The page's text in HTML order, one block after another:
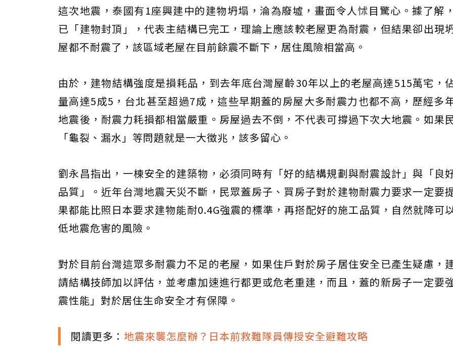
這次地震，泰國有1座興建中的建物坍塌，淪為廢墟，畫面令人怵目驚心。據了解
已「建物封頂」，代表主結構已完工，理論上應該較老屋更為耐震，但結果卻出現
屋都不耐震了，該區域老屋在目前餘震不斷下，居住風險相當高。
由於，建物結構強度是損耗品，到去年底台灣屋齡30年以上的老屋高達515萬宅，
量高達5成5，台北甚至超過7成，這些早期蓋的房屋大多耐震力也都不高，歷經多
地震後，耐震力耗損都相當嚴重。房屋過去不倒，不代表可撐過下次大地震。如果
「龜裂、漏水」等問題就是一大徵兆，該多留心。
劉永昌指出，一棟安全的建築物，必須同時有「好的結構規劃與耐震設計」與「良
品質」。近年台灣地震天災不斷，民眾蓋房子、買房子對於建物耐震力要求一定要
果都能比照日本要求建物能耐0.4G強震的標準，再搭配好的施工品質，自然就降可
低地震危害的風險。
對於目前台灣這眾多耐震力不足的老屋，如果住戶對於房子居住安全已產生疑慮，
請結構技師加以評估，並考慮加速進行都更或危老重建，而且，蓋的新房子一定要
震性能」對於居住生命安全才有保障。
閱讀更多： 地震來襲怎麼辦？日本前救難隊員傳授安全避難攻略